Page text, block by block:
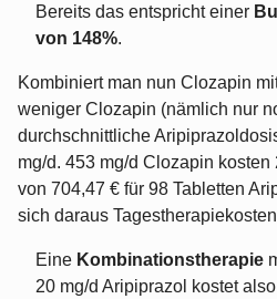
Bereits das entspricht einer
von 148%.
Kombiniert man nun Clozapin
weniger Clozapin (nämlich nur
durchschnittliche
mg/d. 453 mg/d Clozapin
von 704,47 € für 98 Tabletten
sich daraus
Eine Kombinationstherapie
20 mg/d Aripiprazol kostet